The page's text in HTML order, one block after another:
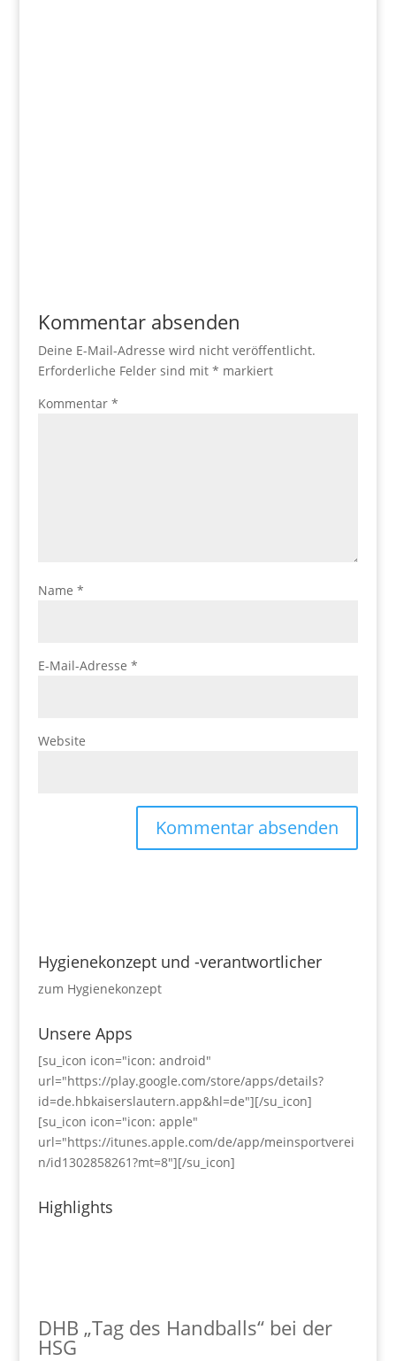
Kommentar absenden
Deine E-Mail-Adresse wird nicht veröffentlicht.
Erforderliche Felder sind mit * markiert
Kommentar *
Name *
E-Mail-Adresse *
Website
Hygienekonzept und -verantwortlicher
zum Hygienekonzept
Unsere Apps
[su_icon icon="icon: android"
url="https://play.google.com/store/apps/details?
id=de.hbkaiserslautern.app&hl=de"][/su_icon]
[su_icon icon="icon: apple"
url="https://itunes.apple.com/de/app/meinsportverei
n/id1302858261?mt=8"][/su_icon]
Highlights
DHB „Tag des Handballs“ bei der
HSG